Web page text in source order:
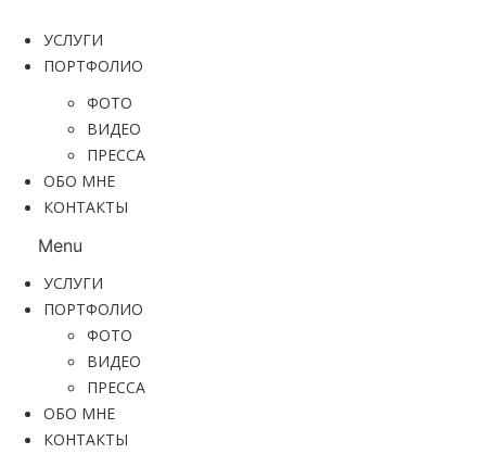
содержимому
УСЛУГИ
ПОРТФОЛИО
ФОТО
ВИДЕО
ПРЕССА
ОБО МНЕ
КОНТАКТЫ
Menu
УСЛУГИ
ПОРТФОЛИО
ФОТО
ВИДЕО
ПРЕССА
ОБО МНЕ
КОНТАКТЫ